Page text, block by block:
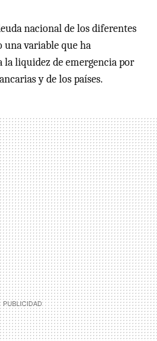
nacional de los diferentes
una variable que ha
la liquidez de emergencia por
y de los países.